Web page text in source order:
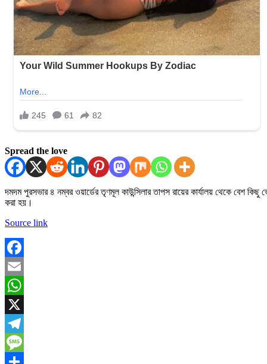
Spread the love
দমদম পুরসভার ৪ নম্বর ওয়ার্ডের তৃণমূল কাউন্সিলার তাপস রায়ের কার্যালয় থেকে বেশ
করা হয়।
Source link
Facebook
Email
WhatsApp
X
Telegram
Message